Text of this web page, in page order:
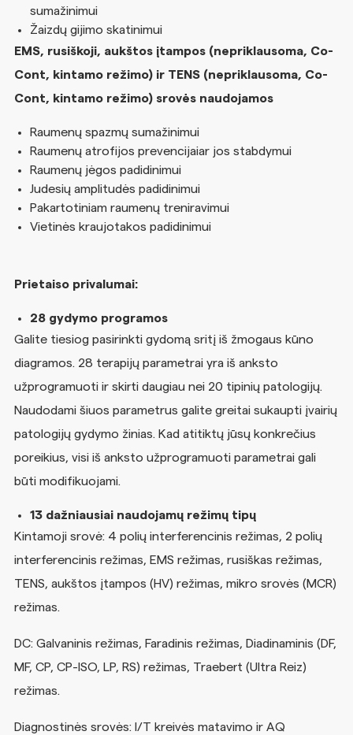
sumažinimui
Žaizdų gijimo skatinimui
EMS, rusiškoji, aukštos įtampos (nepriklausoma, Co-
Cont, kintamo režimo) ir TENS (nepriklausoma, Co-
Cont, kintamo režimo) srovės naudojamos
Raumenų spazmų sumažinimui
Raumenų atrofijos prevencijaiar jos stabdymui
Raumenų jėgos padidinimui
Judesių amplitudės padidinimui
Pakartotiniam raumenų treniravimui
Vietinės kraujotakos padidinimui
Prietaiso privalumai:
28 gydymo programos
Galite tiesiog pasirinkti gydomą sritį iš žmogaus kūno
diagramos. 28 terapijų parametrai yra iš anksto
užprogramuoti ir skirti daugiau nei 20 tipinių patologijų.
Naudodami šiuos parametrus galite greitai sukaupti įvairių
patologijų gydymo žinias. Kad atitiktų jūsų konkrečius
poreikius, visi iš anksto užprogramuoti parametrai gali
būti modifikuojami.
13 dažniausiai naudojamų režimų tipų
Kintamoji srovė: 4 polių interferencinis režimas, 2 polių
interferencinis režimas, EMS režimas, rusiškas režimas,
TENS, aukštos įtampos (HV) režimas, mikro srovės (MCR)
režimas.
DC: Galvaninis režimas, Faradinis režimas, Diadinaminis (DF,
MF, CP, CP-ISO, LP, RS) režimas, Traebert (Ultra Reiz)
režimas.
Diagnostinės srovės: I/T kreivės matavimo ir AQ